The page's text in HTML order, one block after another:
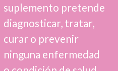
suplemento pretende
diagnosticar, tratar,
curar o prevenir
ninguna enfermedad